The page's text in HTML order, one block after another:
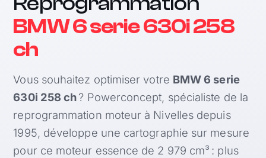
BMW 6 serie 630i 258
ch
Vous souhaitez optimiser votre BMW 6 serie
630i 258 ch? Powerconcept, spécialiste de la
reprogrammation moteur à Nivelles depuis
1995, développe une cartographie sur mesure
pour ce moteur essence de 2 979 cm³ : plus